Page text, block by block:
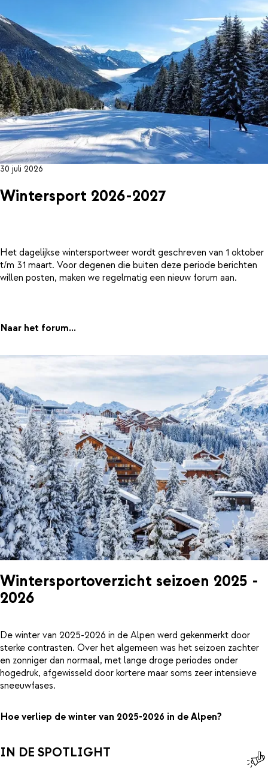
30 juli 2026
Wintersport 2026-2027
Het dagelijkse wintersportweer wordt geschreven van 1 oktober
t/m 31 maart. Voor degenen die buiten deze periode berichten
willen posten, maken we regelmatig een nieuw forum aan.
Naar het forum...
Wintersportoverzicht seizoen 2025 -
2026
De winter van 2025-2026 in de Alpen werd gekenmerkt door
sterke contrasten. Over het algemeen was het seizoen zachter
en zonniger dan normaal, met lange droge periodes onder
hogedruk, afgewisseld door kortere maar soms zeer intensieve
sneeuwfases.
Hoe verliep de winter van 2025-2026 in de Alpen?
IN DE SPOTLIGHT